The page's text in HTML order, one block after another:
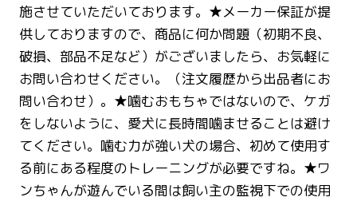
施させていただいております。★メーカー保証が提
供しておりますので、商品に何か問題（初期不良、
破損、部品不足など）がございましたら、お気軽に
お問い合わせください。（注文履歴から出品者にお
問い合わせ）。★噛むおもちゃではないので、ケガ
をしないように、愛犬に長時間噛ませることは避け
てください。噛む力が強い犬の場合、初めて使用す
る前にある程度のトレーニングが必要ですね。★ワ
ンちゃんが遊んでいる間は飼い主の監視下での使用